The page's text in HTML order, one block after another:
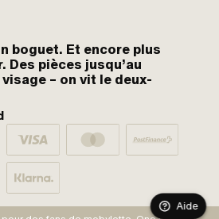
boguet. Et encore plus
Des pièces jusqu’au
– on vit le deux-
Aide